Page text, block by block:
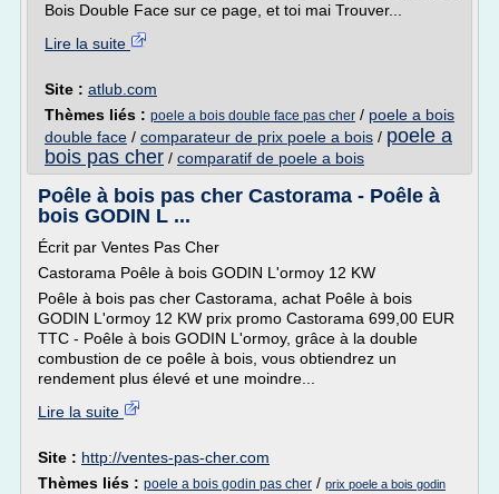
Bois Double Face sur ce page, et toi mai Trouver...
Lire la suite
Site : atlub.com
Thèmes liés : poele a bois double face pas cher / poele a bois
double face / comparateur de prix poele a bois / poele a
bois pas cher / comparatif de poele a bois
Poêle à bois pas cher Castorama - Poêle à
bois GODIN L ...
Écrit par Ventes Pas Cher
Castorama Poêle à bois GODIN L'ormoy 12 KW
Poêle à bois pas cher Castorama, achat Poêle à bois
GODIN L'ormoy 12 KW prix promo Castorama 699,00 EUR
TTC - Poêle à bois GODIN L'ormoy, grâce à la double
combustion de ce poêle à bois, vous obtiendrez un
rendement plus élevé et une moindre...
Lire la suite
Site : http://ventes-pas-cher.com
Thèmes liés : poele a bois godin pas cher / prix poele a bois godin